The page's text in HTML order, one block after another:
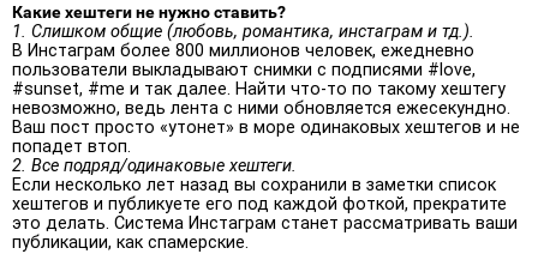
Какие хештеги не нужно ставить?
1. Слишком общие (любовь, романтика, инстаграм и тд.).
В Инстаграм более 800 миллионов человек, ежедневно
пользователи выкладывают снимки с подписями #love,
#sunset, #me и так далее. Найти что-то по такому хештегу
невозможно, ведь лента с ними обновляется ежесекундно.
Ваш пост просто «утонет» в море одинаковых хештегов и не
попадет втоп.
2. Все подряд/одинаковые хештеги.
Если несколько лет назад вы сохранили в заметки список
хештегов и публикуете его под каждой фоткой, прекратите
это делать. Система Инстаграм станет рассматривать ваши
публикации, как спамерские.